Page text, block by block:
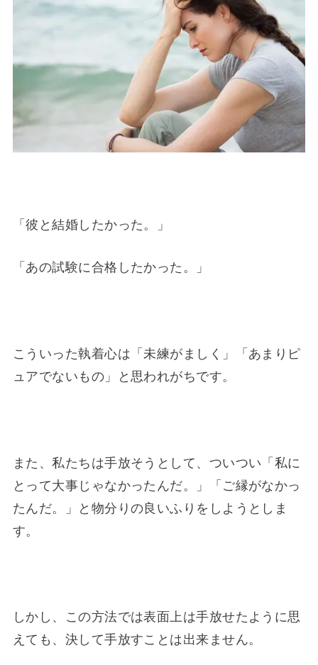
「彼と結婚したかった。」
「あの試験に合格したかった。」
こういった執着心は「未練がましく」「あまりピ
ュアでないもの」と思われがちです。
また、私たちは手放そうとして、ついつい「私に
とって大事じゃなかったんだ。」「ご縁がなかっ
たんだ。」と物分りの良いふりをしようとしま
す。
しかし、この方法では表面上は手放せたように思
えても、決して手放すことは出来ません。